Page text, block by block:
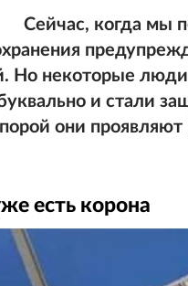
Сейчас, когда мы
Но некоторые люди
и стали
они
есть корона